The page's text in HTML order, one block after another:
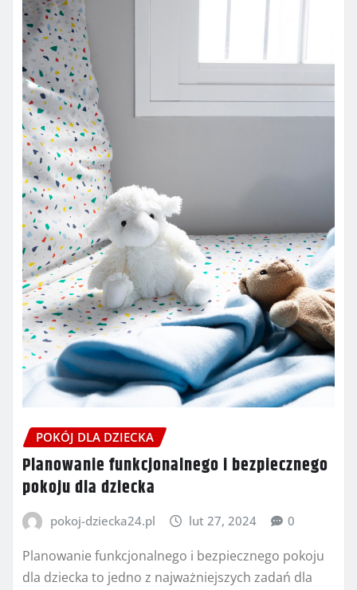
POKÓJ DLA DZIECKA
Planowanie funkcjonalnego i bezpiecznego
pokoju dla dziecka
pokoj-dziecka24.pl lut 27, 2024 0
Planowanie funkcjonalnego i bezpiecznego pokoju
dla dziecka to jedno z najważniejszych zadań dla